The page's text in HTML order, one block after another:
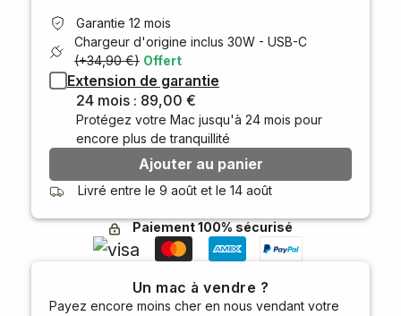
Garantie 12 mois
Chargeur d'origine inclus 30W - USB-C
(+34,90 €) Offert
Extension de garantie
24 mois : 89,00 €
Protégez votre Mac jusqu'à 24 mois pour
encore plus de tranquillité
Ajouter au panier
Livré entre le 9 août et le 14 août
Paiement 100% sécurisé
Un mac à vendre ?
Payez encore moins cher en nous vendant votre